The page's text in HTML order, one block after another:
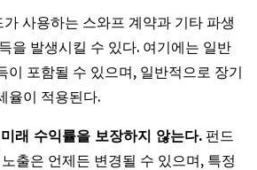
가 사용하는 스와프 계약과 기타 파생
을 발생시킬 수 있다. 여기에는 일반
이 포함될 수 있으며, 일반적으로 장기
율이 적용된다.
래 수익률을 보장하지 않는다. 펀드
출은 언제든 변경될 수 있으며, 특정